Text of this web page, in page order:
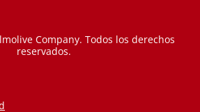
Company. Todos los derechos
reservados.